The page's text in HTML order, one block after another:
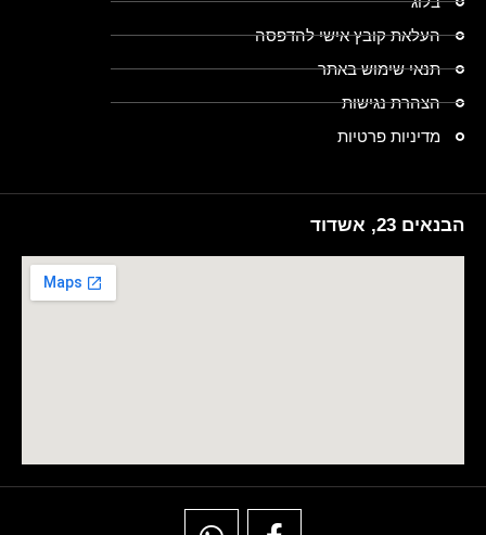
העלאת קובץ אישי להדפסה
תנאי שימוש באתר
הצהרת נגישות
מדיניות פרטיות
הבנאים 23, אשדוד